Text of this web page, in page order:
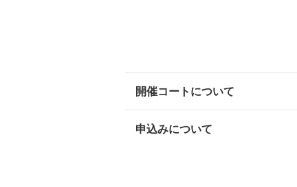
開催コートについて
申込みについて